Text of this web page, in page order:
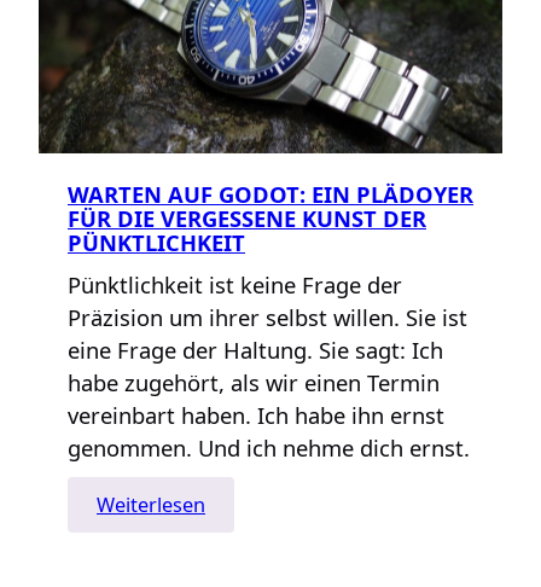
WARTEN AUF GODOT: EIN PLÄDOYER
FÜR DIE VERGESSENE KUNST DER
PÜNKTLICHKEIT
Pünktlichkeit ist keine Frage der
Präzision um ihrer selbst willen. Sie ist
eine Frage der Haltung. Sie sagt: Ich
habe zugehört, als wir einen Termin
vereinbart haben. Ich habe ihn ernst
genommen. Und ich nehme dich ernst.
Weiterlesen
Warten